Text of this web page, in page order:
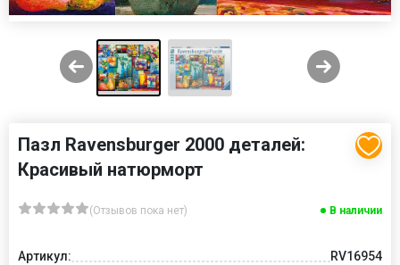
Пазл Ravensburger 2000 деталей:
Красивый натюрморт
(Отзывов пока нет) В наличии
Артикул:
RV16954